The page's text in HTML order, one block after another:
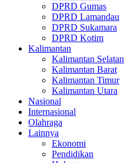
DPRD Gumas
DPRD Lamandau
DPRD Sukamara
DPRD Kotim
Kalimantan
Kalimantan Selatan
Kalimantan Barat
Kalimantan Timur
Kalimantan Utara
Nasional
Internasional
Olahraga
Lainnya
Ekonomi
Pendidikan